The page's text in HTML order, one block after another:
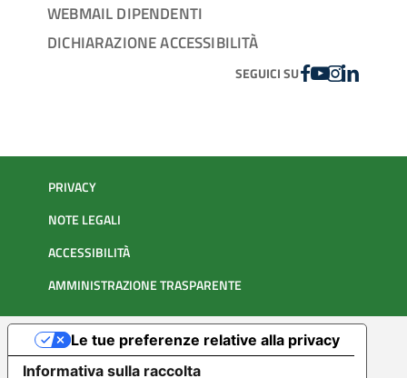
WEBMAIL DIPENDENTI
DICHIARAZIONE ACCESSIBILITÀ
SEGUICI SUFACEBOOK
YOUTUBE
INSTAGRAM
LINKEDIN
PRIVACY
NOTE LEGALI
ACCESSIBILITÀ
AMMINISTRAZIONE TRASPARENTE
Informativa sulla raccolta
Le tue preferenze relative alla privacy